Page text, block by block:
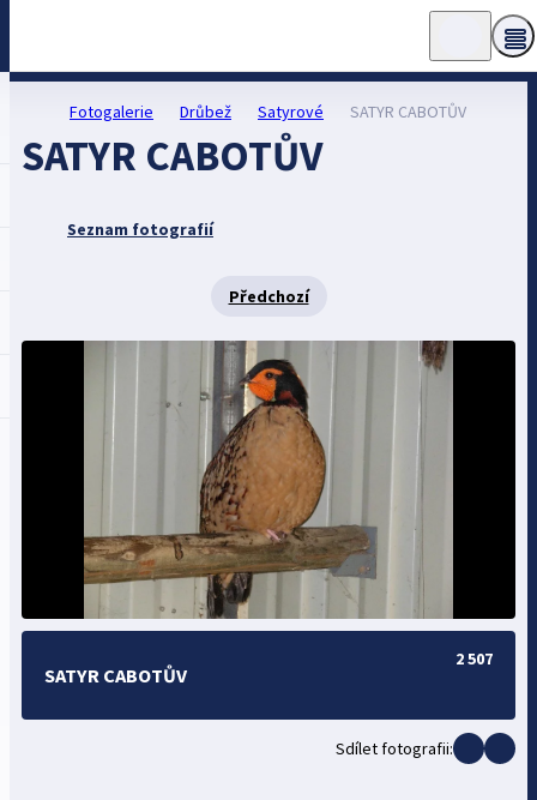
Fotogalerie Drůbež Satyrové SATYR CABOTŮV
SATYR CABOTŮV
Seznam fotografií
Předchozí
SATYR CABOTŮV
2 507
Sdílet fotografii: